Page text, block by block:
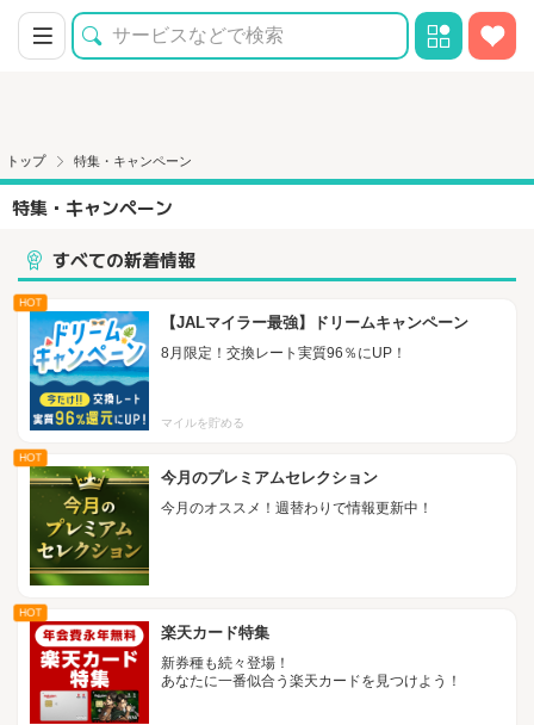
トップ 特集・キャンペーン
特集・キャンペーン
すべての新着情報
HOT
【JALマイラー最強】ドリームキャンペーン
8月限定！交換レート実質96％にUP！
マイルを貯める
HOT
今月のプレミアムセレクション
今月のオススメ！週替わりで情報更新中！
HOT
楽天カード特集
新券種も続々登場！
あなたに一番似合う楽天カードを見つけよう！